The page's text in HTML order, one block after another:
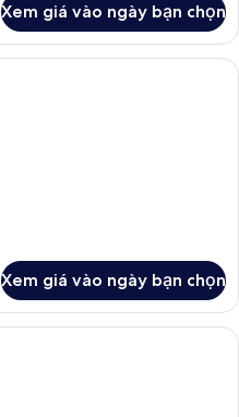
Xem giá vào ngày bạn chọn
Chăn bông, két bảo mật tại phòng,
Xem giá vào ngày bạn chọn
Chăn bông, két bảo mật tại phòng,